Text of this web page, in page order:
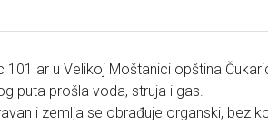
101 ar u Velikoj Moštanici opština
puta prošla voda, struja i gas.
i zemlja se obrađuje organski, bez